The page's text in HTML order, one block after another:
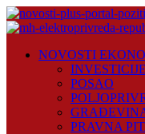
Skip
to
Plus
NOVOSTI
POSAO
PRAVNA